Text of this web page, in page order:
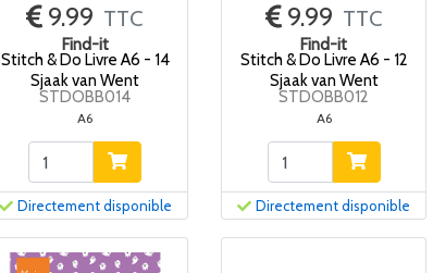
9.99 TTC
Find-it
Stitch & Do Livre A6 - 14
Sjaak van Went
STDOBB014
A6
Directement disponible
9.99 TTC
Find-it
Stitch & Do Livre A6 - 12
Sjaak van Went
STDOBB012
A6
Directement disponible